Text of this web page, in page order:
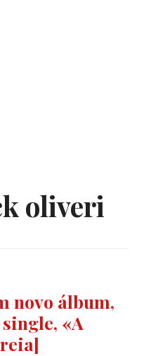
oliveri
novo álbum,
«A